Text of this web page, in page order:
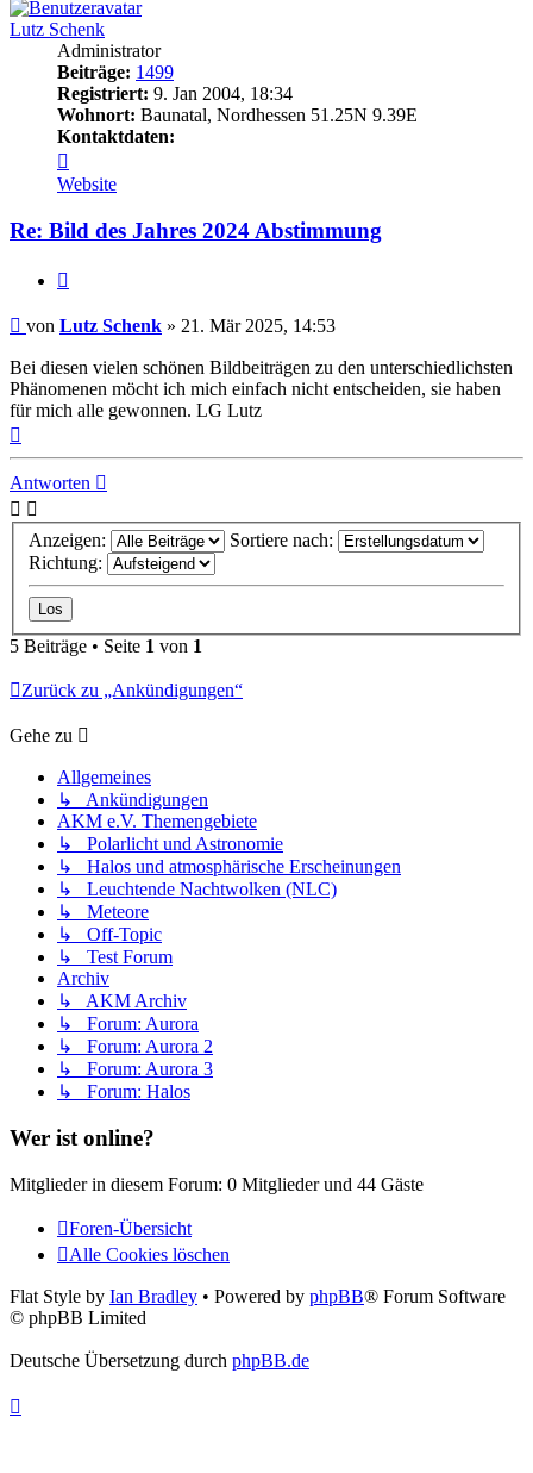
Lutz Schenk
Administrator
Beiträge: 1499
Registriert: 9. Jan 2004, 18:34
Wohnort: Baunatal, Nordhessen 51.25N 9.39E
Kontaktdaten:
von
Lutz
Schenk
Website
Re: Bild des Jahres 2024 Abstimmung
Beitrag
von Lutz Schenk » 21. Mär 2025, 14:53
Bei diesen vielen schönen Bildbeiträgen zu den unterschiedlichsten
Phänomenen möcht ich mich einfach nicht entscheiden, sie haben
für mich alle gewonnen. LG Lutz
Antworten
Anzeigen:
Sortiere nach:
Richtung:
5 Beiträge • Seite 1 von 1
Zurück zu „Ankündigungen“
Gehe zu
Allgemeines
↳ Ankündigungen
AKM e.V. Themengebiete
↳ Polarlicht und Astronomie
↳ Halos und atmosphärische Erscheinungen
↳ Leuchtende Nachtwolken (NLC)
↳ Meteore
↳ Off-Topic
↳ Test Forum
Archiv
↳ AKM Archiv
↳ Forum: Aurora
↳ Forum: Aurora 2
↳ Forum: Aurora 3
↳ Forum: Halos
Wer ist online?
Mitglieder in diesem Forum: 0 Mitglieder und 44 Gäste
Foren-Übersicht
Alle Cookies löschen
Flat Style by Ian Bradley • Powered by phpBB® Forum Software
© phpBB Limited
Deutsche Übersetzung durch phpBB.de